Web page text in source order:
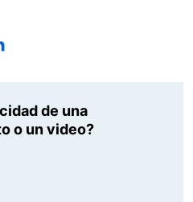
de una
o un video?